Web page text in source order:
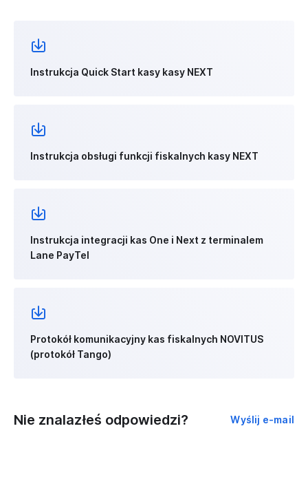
Instrukcja Quick Start kasy kasy NEXT
Instrukcja obsługi funkcji fiskalnych kasy NEXT
Instrukcja integracji kas One i Next z terminalem
Lane PayTel
Protokół komunikacyjny kas fiskalnych NOVITUS
(protokół Tango)
Nie znalazłeś odpowiedzi? Wyślij e-mail